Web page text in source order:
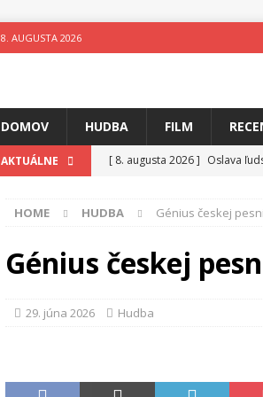
8. AUGUSTA 2026
DOMOV HUDBA FILM
AKTUÁLNE [ 8. augusta 2026 ] Oslava
[ 7. augusta 2026 ] Kniha,
[ 6. augusta 2026 ]
Skutočný
[ 5. augusta 2026 ]
[ 4. augusta 2026 ]
HOME HUDBA Génius českej
Génius českej
29. júna 2026 Hudba